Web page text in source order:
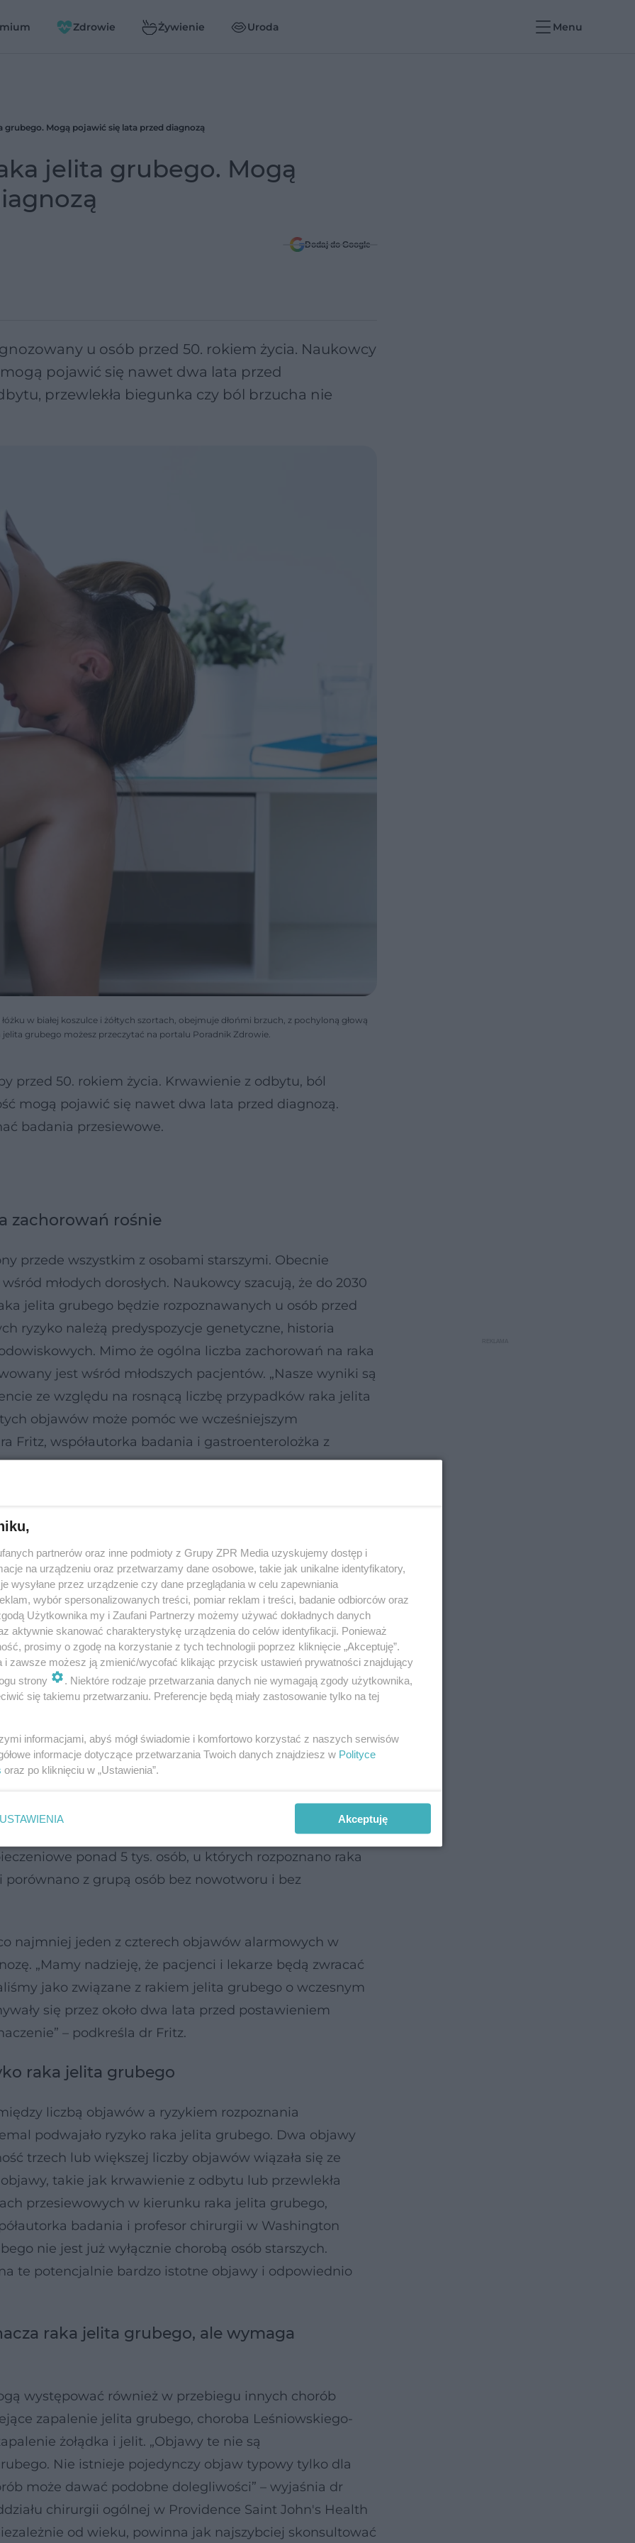
Zdrowie Żywienie Uroda Menu
grubego. Mogą pojawić się lata przed diagnozą
jelita grubego. Mogą
Dodaj do Google
u osób przed 50. rokiem życia. Naukowcy
pojawić się nawet dwa lata przed
przewlekła biegunka czy ból brzucha nie
w białej koszulce i żółtych szortach, obejmuje dłońmi brzuch, z pochyloną głową
grubego możesz przeczytać na portalu Poradnik Zdrowie.
przed 50. rokiem życia. Krwawienie z odbytu, ból
mogą pojawić się nawet dwa lata przed diagnozą.
badania przesiewowe.
zachorowań rośnie
przede wszystkim z osobami starszymi. Obecnie
młodych dorosłych. Naukowcy szacują, że do 2030
jelita grubego będzie rozpoznawanych u osób przed
ryzyko należą predyspozycje genetyczne, historia
Mimo że ogólna liczba zachorowań na raka
jest wśród młodszych pacjentów. „Nasze wyniki są
ze względu na rosnącą liczbę przypadków raka jelita
objawów może pomóc we wcześniejszym
Fritz, współautorka badania i gastroenterolożka z
pojawić się dwa lata przed diagnozą
często pozostają niezauważone lub są
opublikowane w 2023 roku wskazało cztery
miesięcy do dwóch lat przed rozpoznaniem
przewlekła biegunka oraz niedokrwistość z
ponad 5 tys. osób, u których rozpoznano raka
z grupą osób bez nowotworu i bez
najmniej jeden z czterech objawów alarmowych w
„Mamy nadzieję, że pacjenci i lekarze będą zwracać
jako związane z rakiem jelita grubego o wczesnym
się przez około dwa lata przed postawieniem
– podkreśla dr Fritz.
raka jelita grubego
liczbą objawów a ryzykiem rozpoznania
podwajało ryzyko raka jelita grubego. Dwa objawy
trzech lub większej liczby objawów wiązała się ze
takie jak krwawienie z odbytu lub przewlekła
przesiewowych w kierunku raka jelita grubego,
badania i profesor chirurgii w Washington
nie jest już wyłącznie chorobą osób starszych.
te potencjalnie bardzo istotne objawy i odpowiednio
raka jelita grubego, ale wymaga
występować również w przebiegu innych chorób
zapalenie jelita grubego, choroba Leśniowskiego-
żołądka i jelit. „Objawy te nie są
Nie istnieje pojedynczy objaw typowy tylko dla
może dawać podobne dolegliwości” – wyjaśnia dr
chirurgii ogólnej w Providence Saint John's Health
od wieku, powinna jak najszybciej skonsultować
partnerów oraz inne podmioty z Grupy ZPR Media uzyskujemy dostęp i
na urządzeniu oraz przetwarzamy dane osobowe, takie jak unikalne identyfikatory,
wysyłane przez urządzenie czy dane przeglądania w celu zapewniania
wybór spersonalizowanych treści, pomiar reklam i treści, badanie odbiorców oraz
Użytkownika my i Zaufani Partnerzy możemy używać dokładnych danych
aktywnie skanować charakterystykę urządzenia do celów identyfikacji. Ponieważ
prosimy o zgodę na korzystanie z tych technologii poprzez kliknięcie „Akceptuję”.
i zawsze możesz ją zmienić/wycofać klikając przycisk ustawień prywatności znajdujący
strony
. Niektóre rodzaje przetwarzania danych nie wymagają zgody użytkownika,
się takiemu przetwarzaniu. Preferencje będą miały zastosowanie tylko na tej
informacjami, abyś mógł świadomie i komfortowo korzystać z naszych serwisów
informacje dotyczące przetwarzania Twoich danych znajdziesz w Polityce
oraz po kliknięciu w „Ustawienia”.
USTAWIENIA Akceptuję